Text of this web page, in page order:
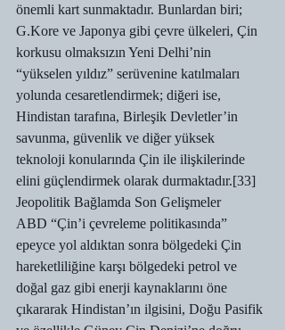
önemli kart sunmaktadır. Bunlardan biri;
G.Kore ve Japonya gibi çevre ülkeleri, Çin
korkusu olmaksızın Yeni Delhi’nin
“yükselen yıldız” serüvenine katılmaları
yolunda cesaretlendirmek; diğeri ise,
Hindistan tarafına, Birleşik Devletler’in
savunma, güvenlik ve diğer yüksek
teknoloji konularında Çin ile ilişkilerinde
elini güçlendirmek olarak durmaktadır.[33]
Jeopolitik Bağlamda Son Gelişmeler
ABD “Çin’i çevreleme politikasında”
epeyce yol aldıktan sonra bölgedeki Çin
hareketliliğine karşı bölgedeki petrol ve
doğal gaz gibi enerji kaynaklarını öne
çıkararak Hindistan’ın ilgisini, Doğu Pasifik